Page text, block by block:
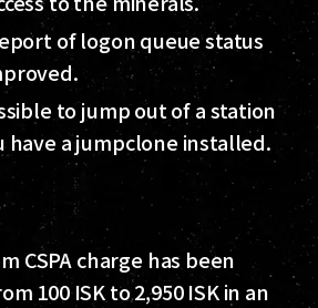
of logon queue status
to jump out of a station
have a jumpclone installed.
CSPA charge has been
100 ISK to 2,950 ISK in an